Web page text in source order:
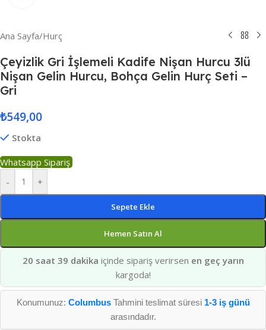
Ana Sayfa/Hurç
Çeyizlik Gri İşlemeli Kadife Nişan Hurcu 3lü
Nişan Gelin Hurcu, Bohça Gelin Hurç Seti –
Gri
₺549,00
Stokta
Whatsapp Sipariş
-
+
Sepete Ekle
Hemen Satın Al
20 saat 39 dakika içinde sipariş verirsen en geç yarın
kargoda!
Konumunuz: ColumbusTahmini teslimat süresi 1-3 iş günü
arasındadır.